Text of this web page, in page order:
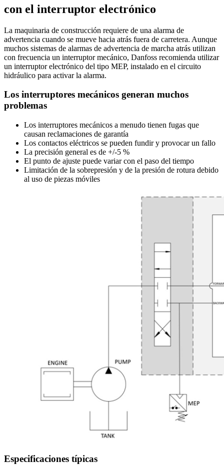
con el interruptor electrónico
La maquinaria de construcción requiere de una alarma de
advertencia cuando se mueve hacia atrás fuera de carretera. Aunque
muchos sistemas de alarmas de advertencia de marcha atrás utilizan
con frecuencia un interruptor mecánico, Danfoss recomienda utilizar
un interruptor electrónico del tipo MEP, instalado en el circuito
hidráulico para activar la alarma.
Los interruptores mecánicos generan muchos
problemas
Los interruptores mecánicos a menudo tienen fugas que
causan reclamaciones de garantía
Los contactos eléctricos se pueden fundir y provocar un fallo
La precisión general es de +/-5 %
El punto de ajuste puede variar con el paso del tiempo
Limitación de la sobrepresión y de la presión de rotura debido
al uso de piezas móviles
Especificaciones típicas